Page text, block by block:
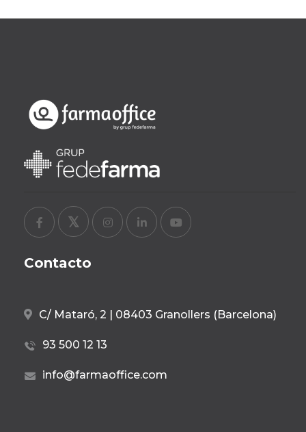
Contacto
C/ Mataró, 2 | 08403 Granollers (Barcelona)
93 500 12 13
info@farmaoffice.com